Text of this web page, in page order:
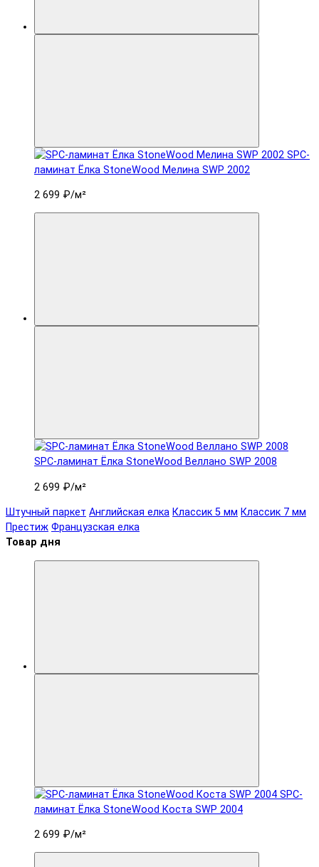
SPC-
ламинат Ëлка StoneWood Мелина SWP 2002
2 699 ₽/м²
SPC-ламинат Ëлка StoneWood Веллано SWP 2008
2 699 ₽/м²
Штучный паркет Английская елка Классик 5 мм Классик 7 мм
Престиж Французская елка
Товар дня
SPC-
ламинат Ëлка StoneWood Коста SWP 2004
2 699 ₽/м²